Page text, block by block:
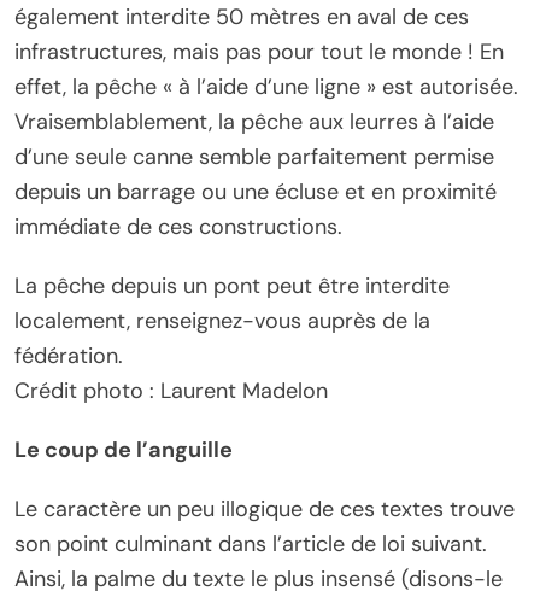
également interdite 50 mètres en aval de ces
infrastructures, mais pas pour tout le monde ! En
effet, la pêche « à l’aide d’une ligne » est autorisée.
Vraisemblablement, la pêche aux leurres à l’aide
d’une seule canne semble parfaitement permise
depuis un barrage ou une écluse et en proximité
immédiate de ces constructions.
La pêche depuis un pont peut être interdite
localement, renseignez-vous auprès de la
fédération.
Crédit photo : Laurent Madelon
Le coup de l’anguille
Le caractère un peu illogique de ces textes trouve
son point culminant dans l’article de loi suivant.
Ainsi, la palme du texte le plus insensé (disons-le